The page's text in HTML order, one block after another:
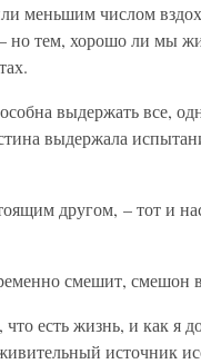
меньшим числом
тем, хорошо ли мы
выдержать все,
выдержала
другом, – тот и
смешит, смешон
есть жизнь, и как я
источник